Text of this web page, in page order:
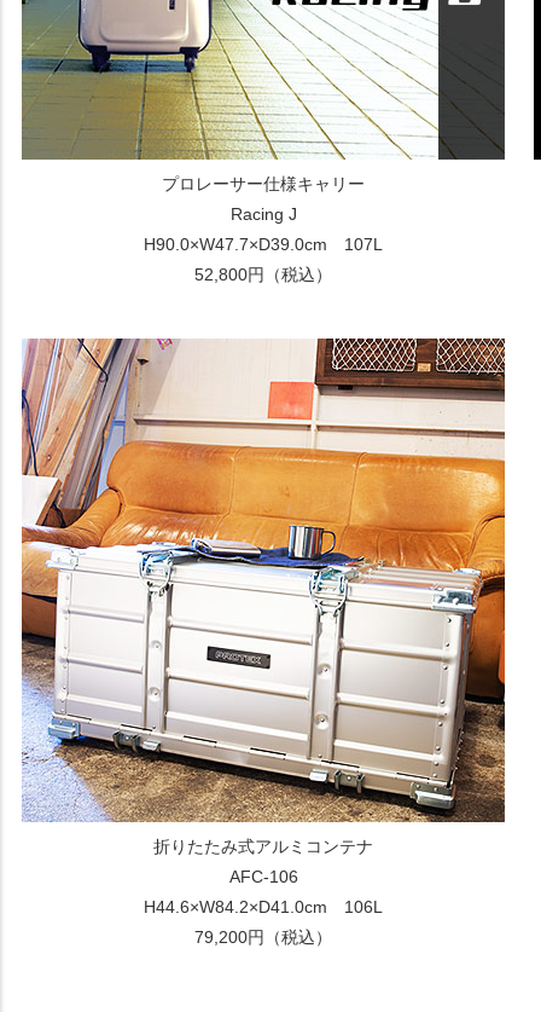
プロレーサー仕様キャリー
Racing J
H90.0×W47.7×D39.0cm 107L
52,800円（税込）
折りたたみ式アルミコンテナ
AFC-106
H44.6×W84.2×D41.0cm 106L
79,200円（税込）